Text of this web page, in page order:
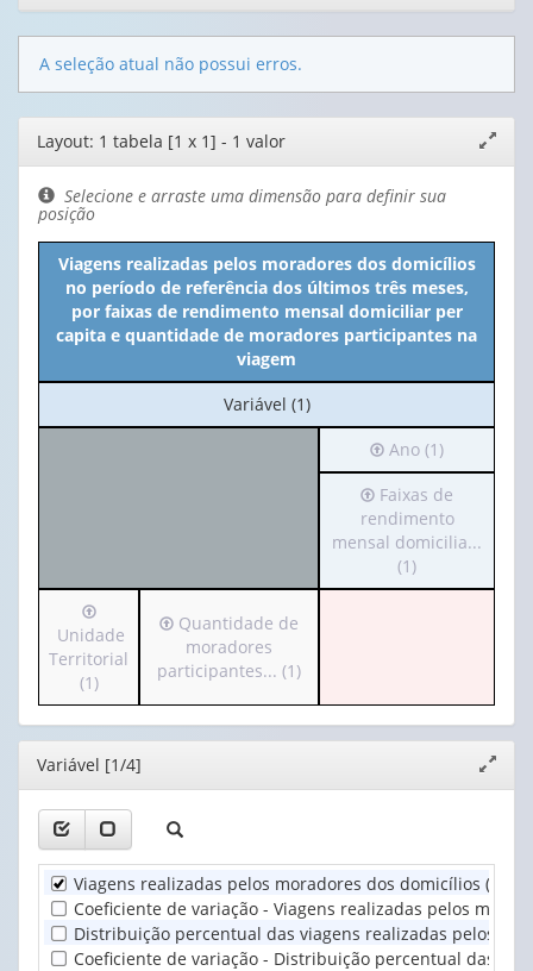
A seleção atual não possui erros.
Editor
de
layout
janela
Layout: 1 tabela [1 x 1] - 1 valor
Selecione e arraste uma dimensão para definir sua
posição
Viagens realizadas pelos moradores dos domicílios
no período de referência dos últimos três meses,
por faixas de rendimento mensal domiciliar per
capita e quantidade de moradores participantes na
viagem
No
cabeçalho:
Variável (1)
Irá
para
o
cabeçalho
(possui
apenas
1
Ano (1)
Irá
para
o
cabeçalho
(possui
Faixas
de
Faixas de
rendimento
mensal domicilia...
(1)
Irá
para
o
cabeçalho
(possui
apenas
valor):
Unidade
Territorial
(1)
Unidade
Territorial
(1)
Irá
para
o
apenas
valor):
Quantidade
de
moradores
participantes...
(1)
Quantidade de
moradores
participantes... (1)
Editor
janela
Variável [1/4]
Viagens realizadas pelos moradores dos domicílios (Mil
Coeficiente de variação - Viagens realizadas pelos
Distribuição percentual das viagens realizadas pelos
Coeficiente de variação - Distribuição percentual das